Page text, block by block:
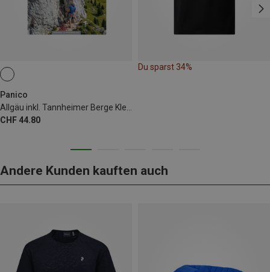
Panico
CHF 44.80
Du sparst 34%
Andere Kunden kauften auch